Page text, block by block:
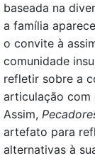
baseada na
a família
o convite à
comunidade
refletir sobre a
articulação com
Assim,
artefato para
alternativas à